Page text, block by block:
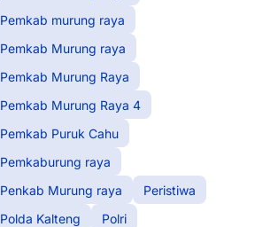
Pemkab murung raya
Pemkab Murung raya
Pemkab Murung Raya
Pemkab Murung Raya 4
Pemkab Puruk Cahu
Pemkaburung raya
Penkab Murung raya
Peristiwa
Polda Kalteng
Polri